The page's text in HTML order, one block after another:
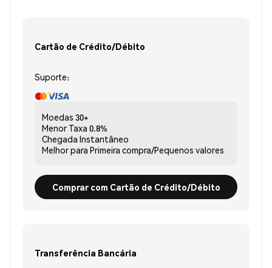
Cartão de Crédito/Débito
Suporte:
Moedas 30+
Menor Taxa 0.8%
Chegada Instantâneo
Melhor para Primeira compra/Pequenos valores
Comprar com Cartão de Crédito/Débito
Transferência Bancária